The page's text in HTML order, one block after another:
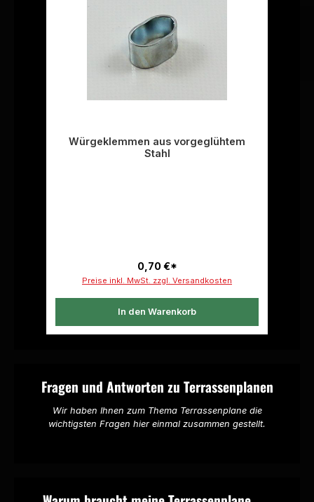
Würgeklemmen aus vorgeglühtem
Stahl
0,70 €*
Preise inkl. MwSt. zzgl. Versandkosten
In den Warenkorb
Fragen und Antworten zu Terrassenplanen
Wir haben Ihnen zum Thema Terrassenplane die
wichtigsten Fragen hier einmal zusammen gestellt.